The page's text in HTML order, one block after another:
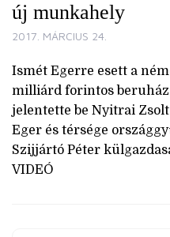
új munkahely
2017. MÁRCIUS 24.
Ismét Egerre esett a
milliárd forintos
jelentette be Nyitrai
Eger és térsége
Szijjártó Péter
VIDEÓ